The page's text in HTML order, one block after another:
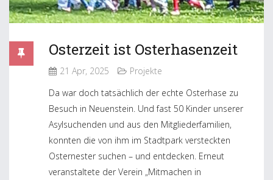
Osterzeit ist Osterhasenzeit
21 Apr, 2025
Projekte
Da war doch tatsächlich der echte Osterhase zu
Besuch in Neuenstein. Und fast 50 Kinder unserer
Asylsuchenden und aus den Mitgliederfamilien,
konnten die von ihm im Stadtpark versteckten
Osternester suchen – und entdecken. Erneut
veranstaltete der Verein „Mitmachen in